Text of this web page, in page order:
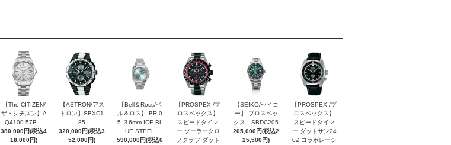
【The CITIZEN/
ザ・シチズン】A
Q4100-57B
380,000円(税込4
18,000円)
【ASTRON/アス
トロン】SBXC1
85
320,000円(税込3
52,000円)
【Bell＆Ross/ベ
ル＆ロス】 BR 0
5 ３6mm ICE BL
UE STEEL
590,000円(税込6
【PROSPEX /プ
ロスペックス】
スピードタイマ
ー ソーラークロ
ノグラフ ダット
【SEIKO/セイコ
ー】 プロスペッ
クス SBDC205
205,000円(税込2
25,500円)
【PROSPEX /プ
ロスペックス】
スピードタイマ
ー ダットサン24
0Z コラボレーシ